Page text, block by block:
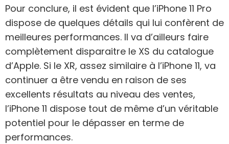
Pour conclure, il est évident que l’iPhone 11 Pro
dispose de quelques détails qui lui confèrent de
meilleures performances. Il va d’ailleurs faire
complètement disparaitre le XS du catalogue
d’Apple. Si le XR, assez similaire à l’iPhone 11, va
continuer a être vendu en raison de ses
excellents résultats au niveau des ventes,
l’iPhone 11 dispose tout de même d’un véritable
potentiel pour le dépasser en terme de
performances.